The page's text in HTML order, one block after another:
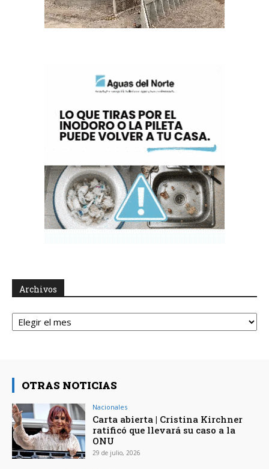
Archivos
Archivos
OTRAS NOTICIAS
Nacionales
Carta abierta | Cristina Kirchner
ratificó que llevará su caso a la
ONU
29 de julio, 2026